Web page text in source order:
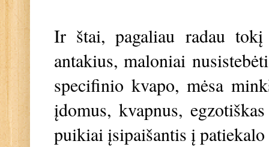
Ir štai, pagaliau radau
antakius, maloniai
specifinio kvapo, mėsa
įdomus, kvapnus,
puikiai įsipaišantis į